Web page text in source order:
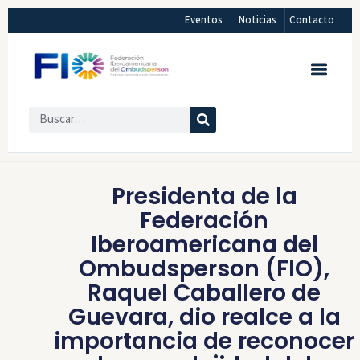
Eventos Noticias Contacto
Presidenta de la
Federación
Iberoamericana del
Ombudsperson (FIO),
Raquel Caballero de
Guevara, dio realce a la
importancia de reconocer